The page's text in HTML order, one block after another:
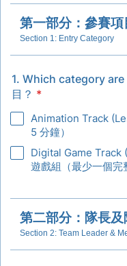
第一部分：參賽項
Section 1: Entry Category
1. Which category
目？ *
Animation Track
5 分鐘）
Digital Game Track
遊戲組（最少一個完
第二部分：隊長
Section 2: Team Leader &